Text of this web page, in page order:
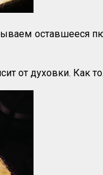
оставшееся
от духовки. Как